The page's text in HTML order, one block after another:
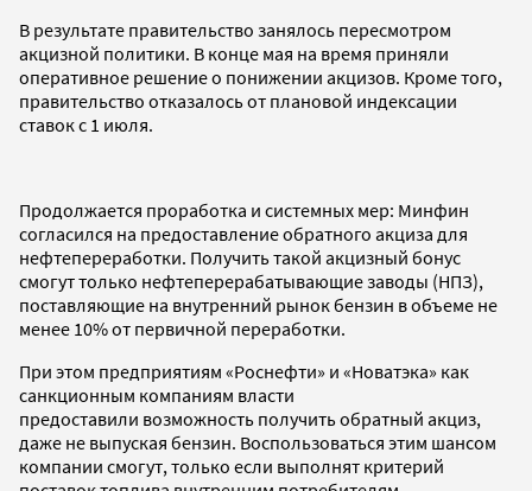
В результате правительство занялось пересмотром
акцизной политики. В конце мая на время приняли
оперативное решение о понижении акцизов. Кроме того,
правительство отказалось от плановой индексации
ставок с 1 июля.
Продолжается проработка и системных мер: Минфин
согласился на предоставление обратного акциза для
нефтепереработки. Получить такой акцизный бонус
смогут только нефтеперерабатывающие заводы (НПЗ),
поставляющие на внутренний рынок бензин в объеме не
менее 10% от первичной переработки.
При этом предприятиям «Роснефти» и «Новатэка» как
санкционным компаниям власти
предоставили возможность получить обратный акциз,
даже не выпуская бензин. Воспользоваться этим шансом
компании смогут, только если выполнят критерий